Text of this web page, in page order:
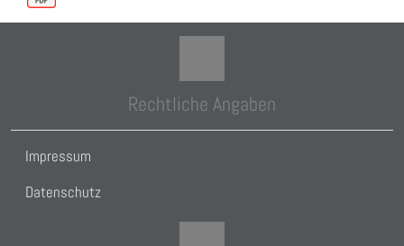
Rechtliche Angaben
Impressum
Datenschutz